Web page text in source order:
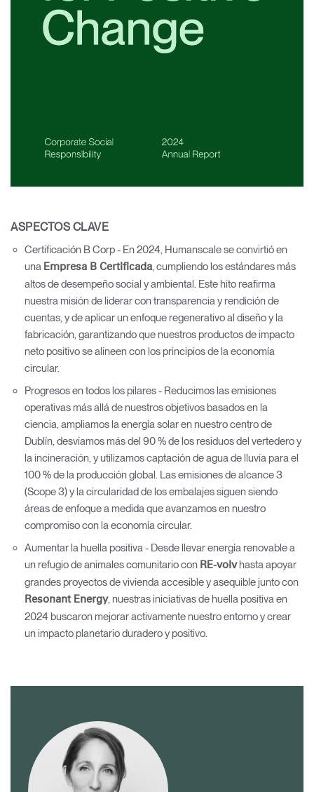
ASPECTOS CLAVE
Certificación B Corp - En 2024, Humanscale se convirtió en
una Empresa B Certificada, cumpliendo los estándares más
altos de desempeño social y ambiental. Este hito reafirma
nuestra misión de liderar con transparencia y rendición de
cuentas, y de aplicar un enfoque regenerativo al diseño y la
fabricación, garantizando que nuestros productos de impacto
neto positivo se alineen con los principios de la economía
circular.
Progresos en todos los pilares - Reducimos las emisiones
operativas más allá de nuestros objetivos basados en la
ciencia, ampliamos la energía solar en nuestro centro de
Dublín, desviamos más del 90 % de los residuos del vertedero y
la incineración, y utilizamos captación de agua de lluvia para el
100 % de la producción global. Las emisiones de alcance 3
(Scope 3) y la circularidad de los embalajes siguen siendo
áreas de enfoque a medida que avanzamos en nuestro
compromiso con la economía circular.
Aumentar la huella positiva - Desde llevar energía renovable a
un refugio de animales comunitario con RE-volvhasta apoyar
grandes proyectos de vivienda accesible y asequible junto con
Resonant Energy, nuestras iniciativas de huella positiva en
2024 buscaron mejorar activamente nuestro entorno y crear
un impacto planetario duradero y positivo.